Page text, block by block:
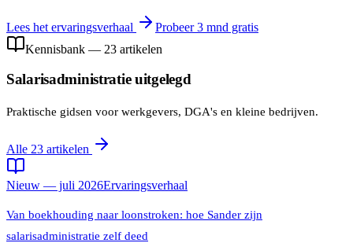
Lees het ervaringsverhaal
Probeer 3 mnd gratis
Kennisbank — 23 artikelen
Salarisadministratie uitgelegd
Praktische gidsen voor werkgevers, DGA's en kleine bedrijven.
Alle 23 artikelen
Nieuw — juli 2026Ervaringsverhaal
Van boekhouding naar loonstroken: hoe Sander zijn
salarisadministratie zelf deed